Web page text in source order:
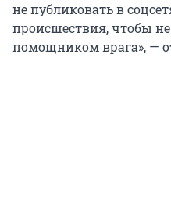
не публиковать в
происшествия, чтобы
помощником врага», —